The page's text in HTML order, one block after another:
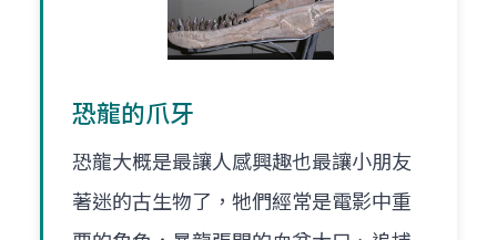
恐龍的爪牙
恐龍大概是最讓人感興趣也最讓小朋友
著迷的古生物了，牠們經常是電影中重